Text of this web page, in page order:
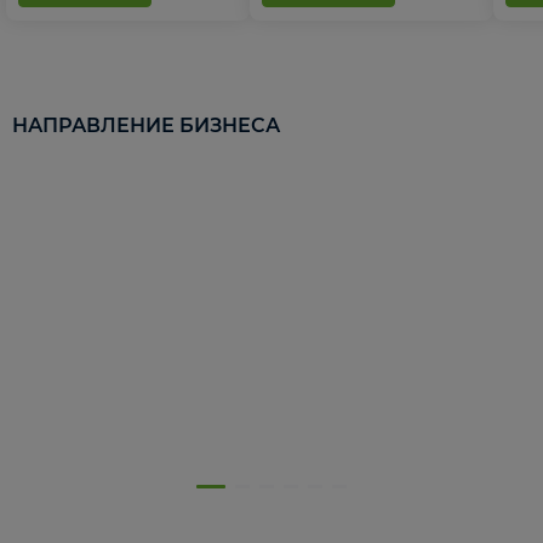
НАПРАВЛЕНИЕ БИЗНЕСА